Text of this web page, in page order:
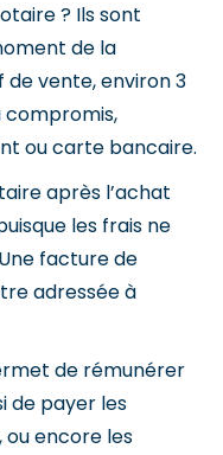
? Ils sont
de la
de vente, environ 3
compromis,
ou carte bancaire.
après l’achat
les frais ne
facture de
adressée à
de rémunérer
de payer les
encore les